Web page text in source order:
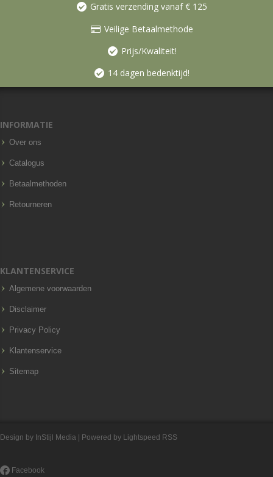
Gratis verzending vanaf € 125
Veilige Betaalmethode
Prijs/Kwaliteit!
14 dagen bedenktijd!
INFORMATIE
Over ons
Catalogus
Betaalmethoden
Retourneren
KLANTENSERVICE
Algemene voorwaarden
Disclaimer
Privacy Policy
Klantenservice
Sitemap
Design by InStijl Media | Powered by Lightspeed RSS
Facebook